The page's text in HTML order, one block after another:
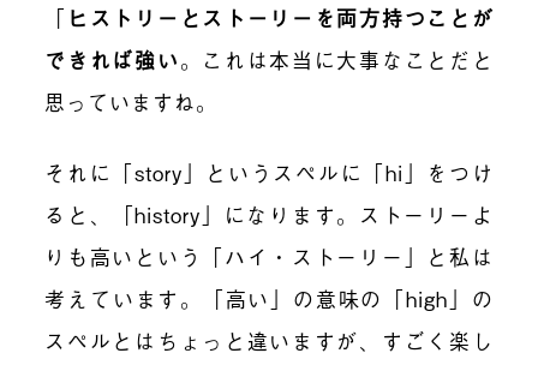
「 ヒストリーとストーリーを両方持つことが
できれば強い。これは本当に大事なことだと
思っていますね。
それに「story」というスペルに「hi」をつけ
ると、「history」になります。ストーリーよ
りも高いという「ハイ・ストーリー」と私は
考えています。「高い」の意味の「high」の
スペルとはちょっと違いますが、すごく楽し